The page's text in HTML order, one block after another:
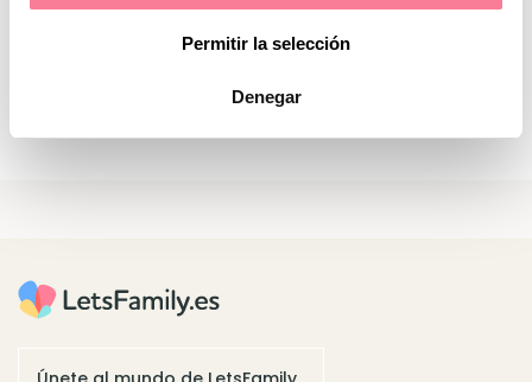
Permitir la selección
Denegar
tus hijos?